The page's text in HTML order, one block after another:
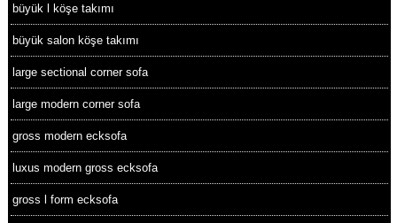
büyük l köşe takımı
büyük salon köşe takımı
large sectional corner sofa
large modern corner sofa
gross modern ecksofa
luxus modern gross ecksofa
gross l form ecksofa